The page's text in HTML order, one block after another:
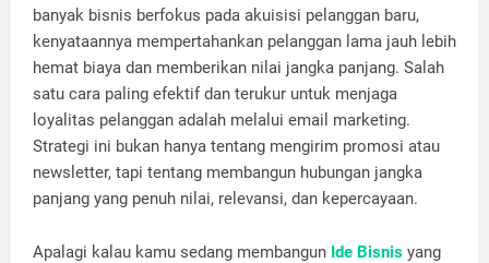
banyak bisnis berfokus pada akuisisi pelanggan baru,
kenyataannya mempertahankan pelanggan lama jauh lebih
hemat biaya dan memberikan nilai jangka panjang. Salah
satu cara paling efektif dan terukur untuk menjaga
loyalitas pelanggan adalah melalui email marketing.
Strategi ini bukan hanya tentang mengirim promosi atau
newsletter, tapi tentang membangun hubungan jangka
panjang yang penuh nilai, relevansi, dan kepercayaan.
Apalagi kalau kamu sedang membangun Ide Bisnis yang